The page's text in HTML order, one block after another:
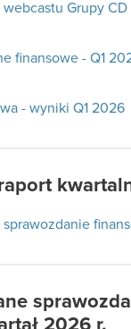
Grupy
finansowe - Q1
- wyniki Q1 2026